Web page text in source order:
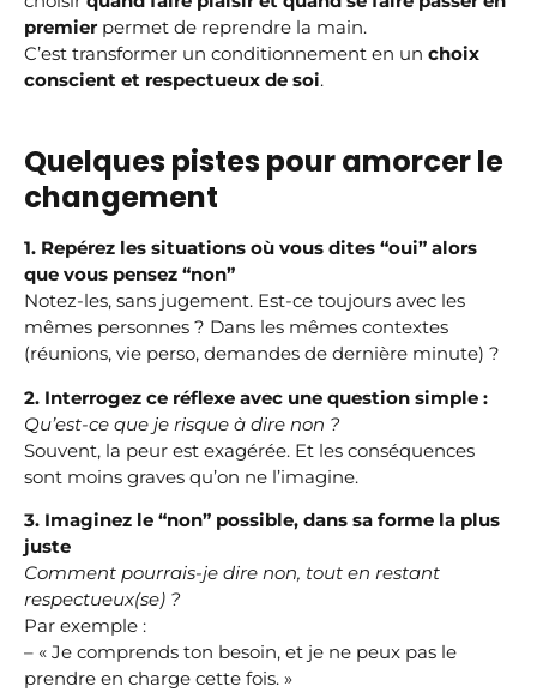
premier permet de reprendre la main.
C’est transformer un conditionnement en un choix
conscient et respectueux de soi.
Quelques pistes pour amorcer le
changement
1. Repérez les situations où vous dites “oui” alors
que vous pensez “non”
Notez-les, sans jugement. Est-ce toujours avec les
mêmes personnes ? Dans les mêmes contextes
(réunions, vie perso, demandes de dernière minute) ?
2. Interrogez ce réflexe avec une question simple :
Qu’est-ce que je risque à dire non ?
Souvent, la peur est exagérée. Et les conséquences
sont moins graves qu’on ne l’imagine.
3. Imaginez le “non” possible, dans sa forme la plus
juste
Comment pourrais-je dire non, tout en restant
respectueux(se) ?
Par exemple :
– « Je comprends ton besoin, et je ne peux pas le
prendre en charge cette fois. »